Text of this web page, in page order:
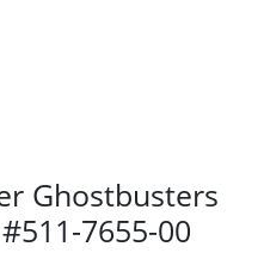
Ghostbusters
7655-00